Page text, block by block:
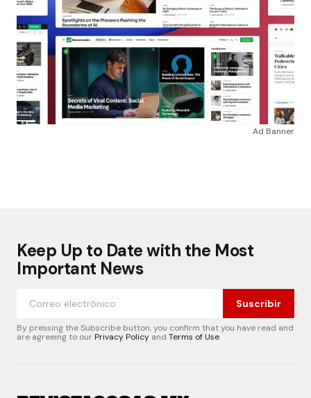
Ad Banner
Keep Up to Date with the Most
Important News
Suscribir
By pressing the Subscribe button, you confirm that you have read and
are agreeing to ourPrivacy Policy and Terms of Use